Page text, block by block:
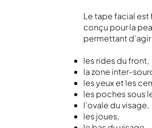
Le tape facial
conçu pour la
permettant d’agir
les rides du front,
la zone inter-
les yeux et les
les poches sous
l’ovale du visage,
les joues,